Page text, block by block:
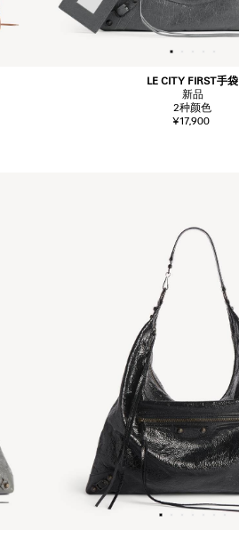
LE CITY FIRST手袋
新品
2种颜色
¥17,900